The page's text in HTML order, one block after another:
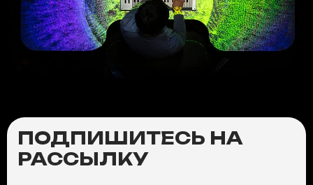
ПОДПИШИТЕСЬ НА
РАССЫЛКУ